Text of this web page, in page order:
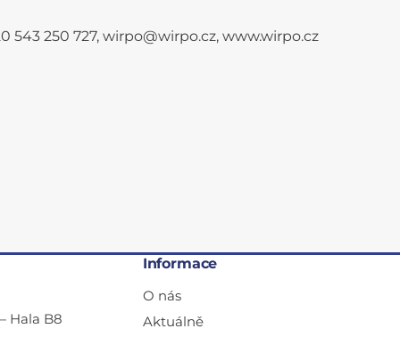
543 250 727, wirpo@wirpo.cz, www.wirpo.cz
Hala B8
Informace
O nás
Aktuálně